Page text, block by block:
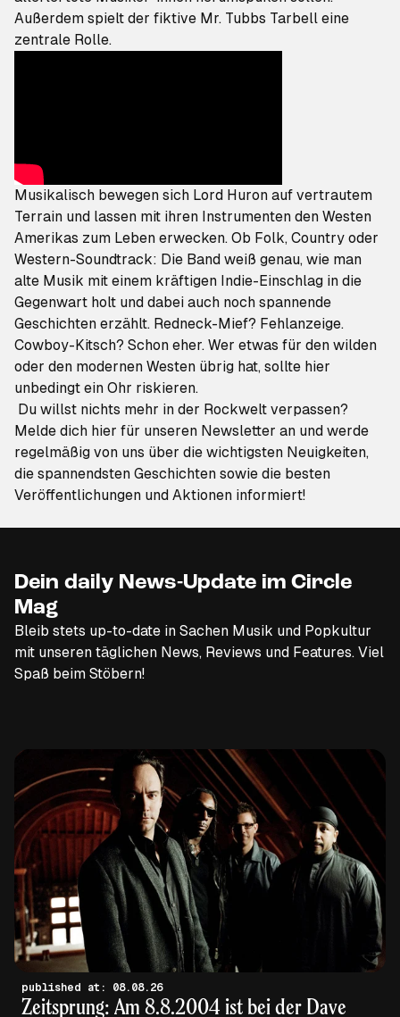
Außerdem spielt der fiktive Mr. Tubbs Tarbell eine
zentrale Rolle.
Musikalisch bewegen sich Lord Huron auf vertrautem
Terrain und lassen mit ihren Instrumenten den Westen
Amerikas zum Leben erwecken. Ob Folk, Country oder
Western-Soundtrack: Die Band weiß genau, wie man
alte Musik mit einem kräftigen Indie-Einschlag in die
Gegenwart holt und dabei auch noch spannende
Geschichten erzählt. Redneck-Mief? Fehlanzeige.
Cowboy-Kitsch? Schon eher. Wer etwas für den wilden
oder den modernen Westen übrig hat, sollte hier
unbedingt ein Ohr riskieren.
Du willst nichts mehr in der Rockwelt verpassen?
Melde dich hier für unseren Newsletter an und werde
regelmäßig von uns über die wichtigsten Neuigkeiten,
die spannendsten Geschichten sowie die besten
Veröffentlichungen und Aktionen informiert!
Dein daily News-Update im Circle
Mag
Bleib stets up-to-date in Sachen Musik und Popkultur
mit unseren täglichen News, Reviews und Features. Viel
Spaß beim Stöbern!
published at: 08.08.26
Zeitsprung: Am 8.8.2004 ist bei der Dave